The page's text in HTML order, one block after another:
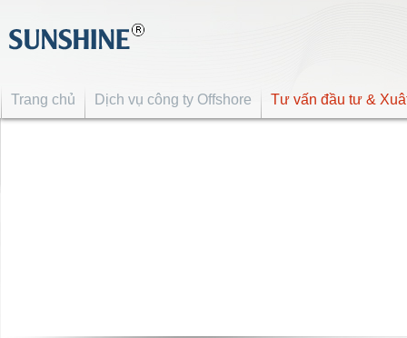
Trang chủ Dịch vụ công ty Offshore Tư vấn đầu tư &